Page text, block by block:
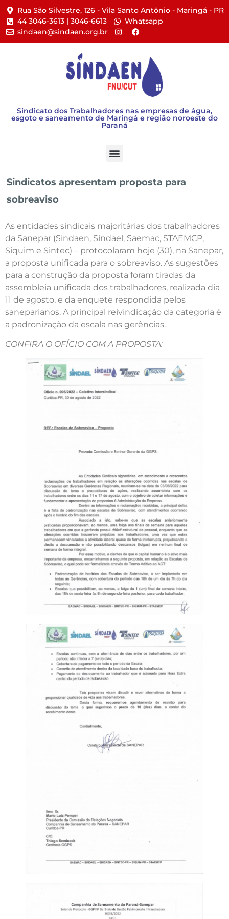
Rua São Silvestre, 126 - Vila Santo Antônio - Maringá - PR​
44 3046-3613 | 3046-6613​
Whatsapp
sindaen@sindaen.org.br
Sindicato dos Trabalhadores nas empresas de água,
esgoto e saneamento de Maringá e região noroeste do
Paraná
Sindicatos apresentam proposta para
sobreaviso
As entidades sindicais majoritárias dos trabalhadores
da Sanepar (Sindaen, Sindael, Saemac, STAEMCP,
Siquim e Sintec) – protocolaram hoje (30), na Sanepar,
a proposta unificada para o sobreaviso. As sugestões
para a construção da proposta foram tiradas da
assembleia unificada dos trabalhadores, realizada dia
11 de agosto, e da enquete respondida pelos
saneparianos. A principal reivindicação da categoria é
a padronização da escala nas gerências.
CONFIRA O OFÍCIO COM A PROPOSTA: